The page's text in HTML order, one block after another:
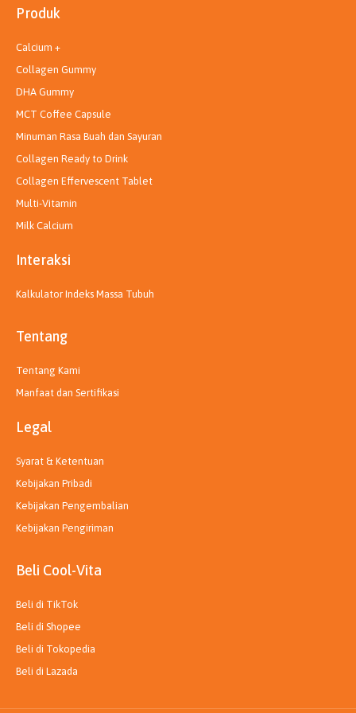
k
g
r
Produk
Calcium +
Collagen Gummy
DHA Gummy
MCT Coffee Capsule
Minuman Rasa Buah dan Sayuran
Collagen Ready to Drink
Collagen Effervescent Tablet
Multi-Vitamin
Milk Calcium
Interaksi
Kalkulator Indeks Massa Tubuh
Tentang
Tentang Kami
Manfaat dan Sertifikasi
Legal
Syarat & Ketentuan
Kebijakan Pribadi
Kebijakan Pengembalian
Kebijakan Pengiriman
Beli Cool-Vita
Beli di TikTok
Beli di Shopee
Beli di Tokopedia
Beli di Lazada